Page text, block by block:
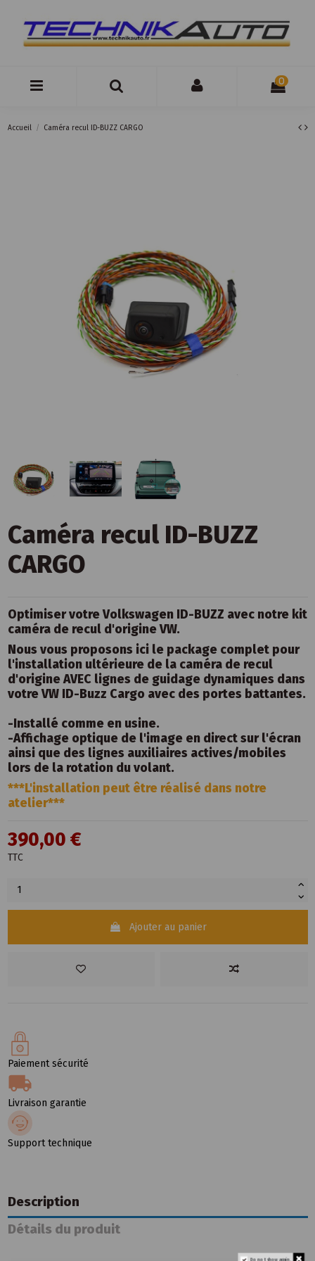
0
Accueil Caméra recul ID-BUZZ CARGO
Caméra recul ID-BUZZ
CARGO
Optimiser votre Volkswagen ID-BUZZ avec notre kit
caméra de recul d'origine VW.
Nous vous proposons ici le package complet pour
l'installation ultérieure de la caméra de recul
d'origine AVEC lignes de guidage dynamiques dans
votre VW ID-Buzz Cargo avec des portes battantes.
-Installé comme en usine.
-Affichage optique de l'image en direct sur l'écran
ainsi que des lignes auxiliaires actives/mobiles
lors de la rotation du volant.
***L'installation peut être réalisé dans notre
atelier***
390,00 €
TTC
Ajouter au panier
Paiement sécurité
Livraison garantie
Support technique
Description
Détails du produit
Do not show again.